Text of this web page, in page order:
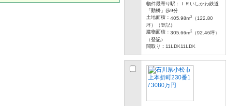
物件最寄り駅：
ＩＲいしかわ鉄道
「動橋」歩9分
土地面積： 405.98m2 （122.80
坪）（登記）
建物面積： 305.66m2 （92.46坪）
（登記）
間取り： 11LDK11LDK